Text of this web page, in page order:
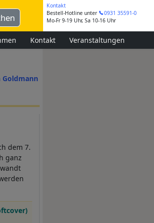
Kontakt
Bestell-Hotline unter
0931 35591-0
Mo-Fr 9-19 Uhr, Sa 10-16 Uhr
Kontakt Veranstaltungen
Goldmann
dem 7.
ganz